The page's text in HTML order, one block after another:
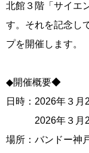
北館３階「サイエ
す。それを記念し
プを開催します。
◆開催概要◆
日時：2026年３
2026年３月29
場所：バンドー神